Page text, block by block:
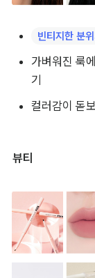
빈티지한 분위
가벼워진 룩
기
컬러감이 돋
뷰티